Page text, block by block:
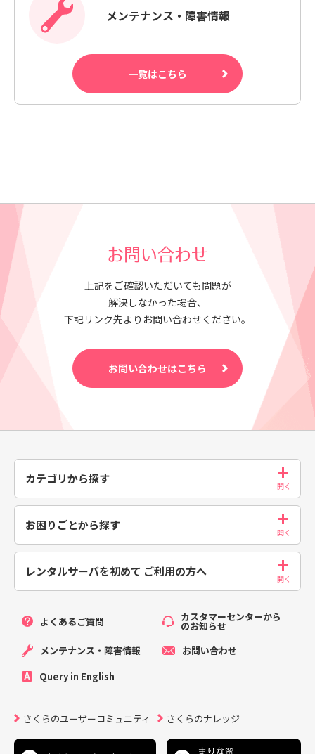
メンテナンス・障害情報
一覧はこちら
お問い合わせ
上記をご確認いただいても問題が
解決しなかった場合、
下記リンク先よりお問い合わせください。
お問い合わせはこちら
カテゴリから探す
お困りごとから探す
レンタルサーバを初めて ご利用の方へ
よくあるご質問 カスタマーセンターから
のお知らせ
メンテナンス・障害情報
お問い合わせ
Query in English
さくらのユーザーコミュニティ さくらのナレッジ
まりな🌸